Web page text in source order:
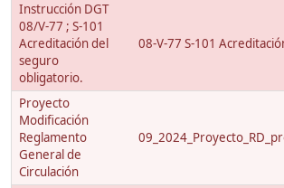
Instrucción DGT
08/V-77 ; S-101
Acreditación del
seguro
obligatorio.
08-V-77 S-101
Proyecto
Modificación
Reglamento
General de
Circulación